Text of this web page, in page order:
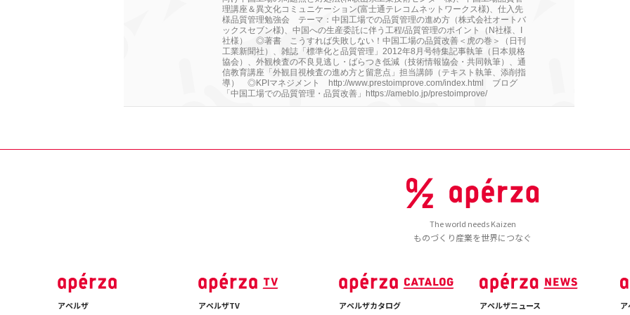
理講座＆異文化コミュニケーション(富士通テレコムネットワークス様)、仕入先
様品質管理勉強会 テーマ：中国工場での品質管理の進め方（株式会社オートバ
ックスセブン様)、中国への生産委託に伴う工程/品質管理のポイント（N社様、I
社様） ◎著書 こうすれば失敗しない！中国工場の品質改善＜虎の巻＞（日刊
工業新聞社）、雑誌「標準化と品質管理」2012年8月号特集記事執筆（日本規格
協会）、外観検査の不良見逃し・ばらつき低減（技術情報協会・共同執筆）、通
信教育講座「外観目視検査の進め方と留意点」担当講師（テキスト執筆、添削指
導） ◎KPIマネジメント http://www.prestoimprove.com/index.html ブログ
「中国工場での品質管理・品質改善」https://ameblo.jp/prestoimprove/
The world needs Kaizen
ものづくり産業を世界につなぐ
アペルザ アペルザTV アペルザカタログ アペルザニュース